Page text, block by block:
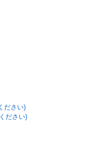
ださい)
ださい)